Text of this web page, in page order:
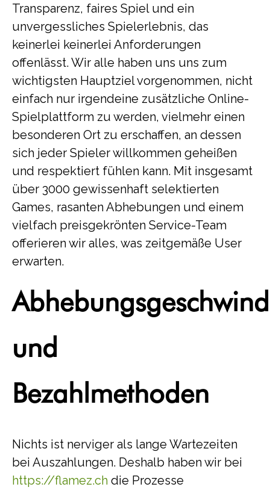
Transparenz, faires Spiel und ein
unvergessliches Spielerlebnis, das
keinerlei keinerlei Anforderungen
offenlässt. Wir alle haben uns uns zum
wichtigsten Hauptziel vorgenommen, nicht
einfach nur irgendeine zusätzliche Online-
Spielplattform zu werden, vielmehr einen
besonderen Ort zu erschaffen, an dessen
sich jeder Spieler willkommen geheißen
und respektiert fühlen kann. Mit insgesamt
über 3000 gewissenhaft selektierten
Games, rasanten Abhebungen und einem
vielfach preisgekrönten Service-Team
offerieren wir alles, was zeitgemäße User
erwarten.
und
Bezahlmethoden
Nichts ist nerviger als lange Wartezeiten
bei Auszahlungen. Deshalb haben wir bei
https://flamez.ch die Prozesse